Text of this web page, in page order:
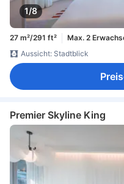
1/8
27 m²/291 ft² Max. 2
Aussicht: Stadtblick
Premier Skyline King